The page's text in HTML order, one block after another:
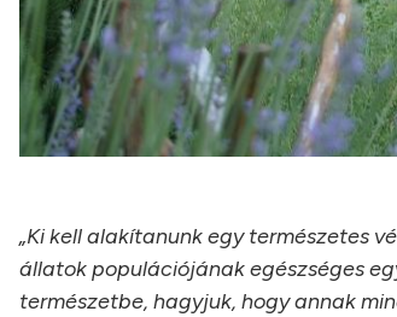
„Ki kell alakítanunk egy természetes
állatok populációjának egészséges
természetbe, hagyjuk, hogy annak